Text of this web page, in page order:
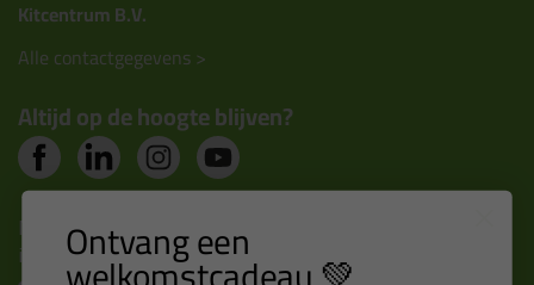
Kitcentrum B.V.
Alle contactgegevens >
Altijd op de hoogte blijven?
Nieuws, tips en exclusieve deals rechtstreeks in je
inbox Ontvang een